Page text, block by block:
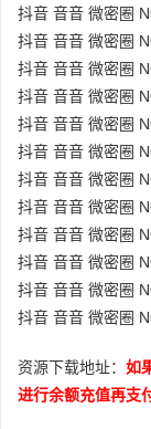
抖音 音音 微密圈
抖音 音音 微密圈
抖音 音音 微密圈
抖音 音音 微密圈
抖音 音音 微密圈
抖音 音音 微密圈
抖音 音音 微密圈
抖音 音音 微密圈
抖音 音音 微密圈
抖音 音音 微密圈
抖音 音音 微密圈
抖音 音音 微密圈
资源下载地址： 如
进行余额充值再支